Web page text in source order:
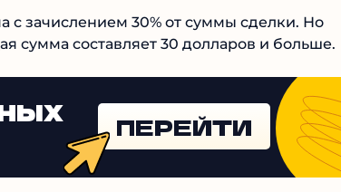
сумма составляет 30 долларов и больше.